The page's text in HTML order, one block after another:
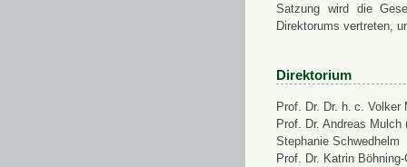
Satzung wird die
Direktorums vertreten,
Direktorium
Prof. Dr. Dr. h. c. Volker
Prof. Dr. Andreas
Stephanie Schwedhelm
Prof. Dr. Katrin